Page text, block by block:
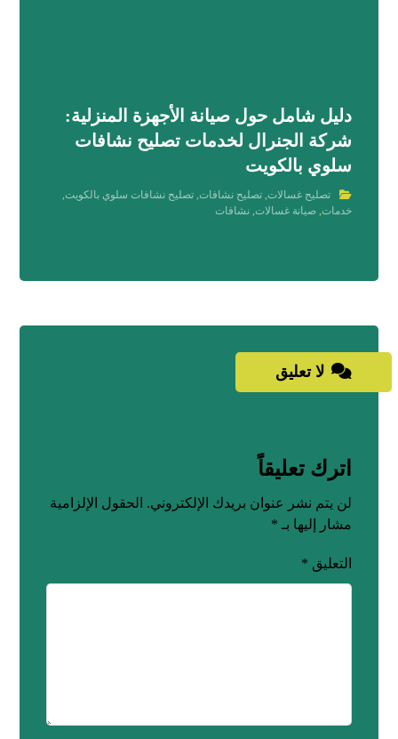
دليل شامل حول صيانة الأجهزة المنزلية:
شركة الجنرال لخدمات تصليح نشافات
سلوي بالكويت
تصليح غسالات,تصليح نشافات,تصليح نشافات سلوي بالكويت,
خدمات,صيانة غسالات,نشافات
لا تعليق
اترك تعليقاً
لن يتم نشر عنوان بريدك الإلكتروني. الحقول الإلزامية
مشار إليها بـ *
التعليق *